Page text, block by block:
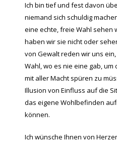
Ich bin tief und fest davon
niemand sich schuldig
eine echte, freie Wahl sehen
haben wir sie nicht oder
von Gewalt reden wir uns
Wahl, wo es nie eine gab, um
mit aller Macht spüren zu
Illusion von Einfluss auf die
das eigene Wohlbefinden
können.
Ich wünsche Ihnen von